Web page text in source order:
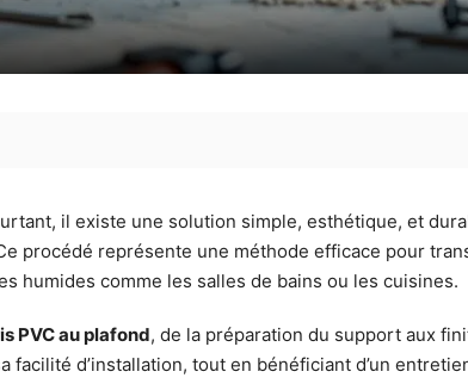
il existe une solution simple, esthétique, et
procédé représente une méthode efficace pour
humides comme les salles de bains ou les cuisines.
PVC au plafond, de la préparation du support aux
d’installation, tout en bénéficiant d’un